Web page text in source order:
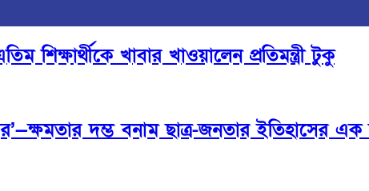
শিক্ষার্থীকে খাবার খাওয়ালেন প্রতিমন্ত্রী টুকু
দম্ভ বনাম ছাত্র-জনতার ইতিহাসের